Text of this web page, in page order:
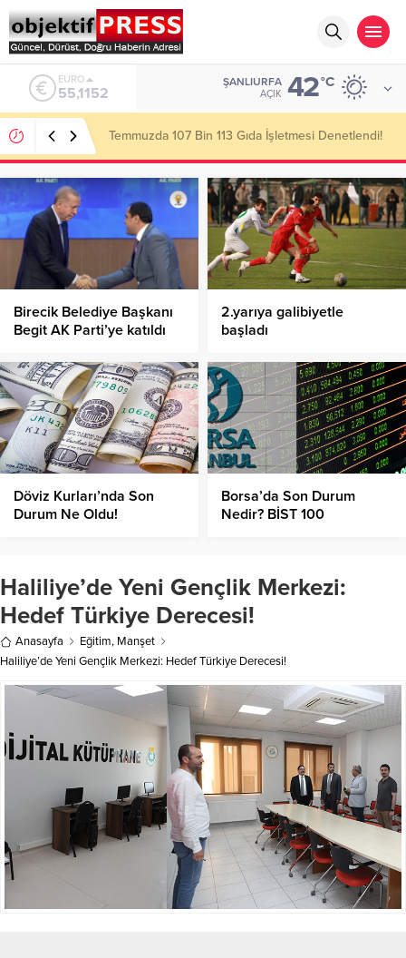
ALTIN
6.529,72
ŞANLIURFA
AÇIK 42°C
Temmuzda 107 Bin 113 Gıda İşletmesi Denetlendi!
Birecik Belediye Başkanı
Begit AK Parti’ye katıldı
2.yarıya galibiyetle
başladı
Döviz Kurları’nda Son
Durum Ne Oldu!
Borsa’da Son Durum
Nedir? BİST 100
Haliliye’de Yeni Gençlik Merkezi:
Hedef Türkiye Derecesi!
Anasayfa Eğitim, Manşet
Haliliye’de Yeni Gençlik Merkezi: Hedef Türkiye Derecesi!